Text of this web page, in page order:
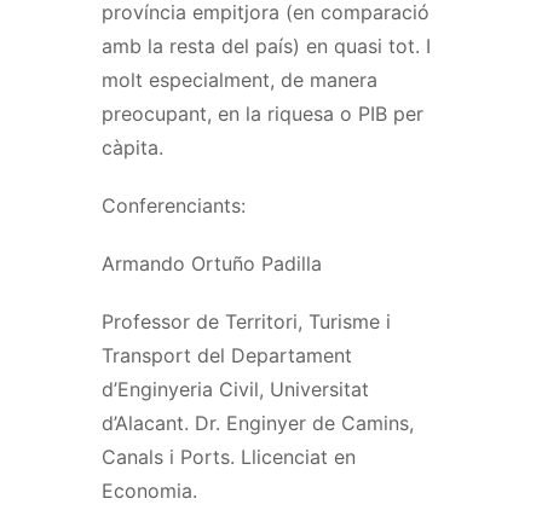
província empitjora (en comparació
amb la resta del país) en quasi tot. I
molt especialment, de manera
preocupant, en la riquesa o PIB per
càpita.
Conferenciants:
Armando Ortuño Padilla
Professor de Territori, Turisme i
Transport del Departament
d’Enginyeria Civil, Universitat
d’Alacant. Dr. Enginyer de Camins,
Canals i Ports. Llicenciat en
Economia.